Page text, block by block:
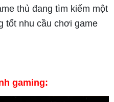
thủ đang tìm kiếm một
tốt nhu cầu chơi game
gaming: